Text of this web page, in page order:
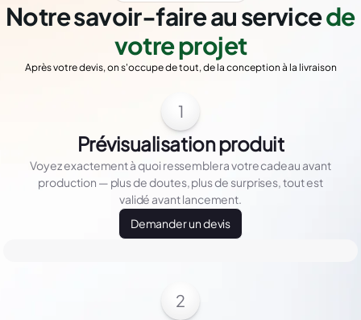
Notre savoir-faire au servicede
votre projet
Après votre devis, on s'occupe de tout, de la conception à la livraison
1
Prévisualisation produit
Voyez exactement à quoi ressemblera votre cadeau avant
production — plus de doutes, plus de surprises, tout est
validé avant lancement.
Demander un devis
2